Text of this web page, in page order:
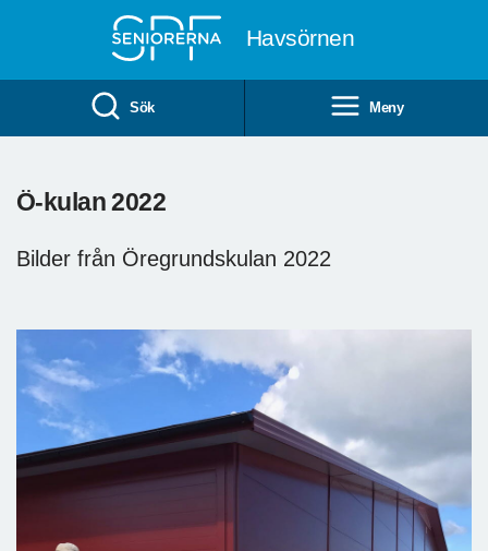
Havsörnen
Sök Meny
Ö-kulan 2022
Bilder från Öregrundskulan 2022